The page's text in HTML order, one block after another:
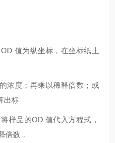
值为纵坐标，在坐标纸上
浓度；再乘以稀释倍数；或
出标
样品的OD 值代入方程式，
倍数，